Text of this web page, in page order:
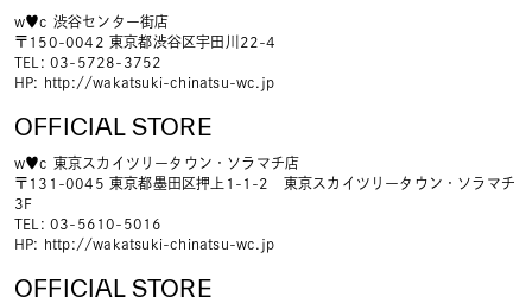
w♥c 渋谷センター街店
〒150-0042 東京都渋谷区宇田川22-4
TEL: 03-5728-3752
HP: http://wakatsuki-chinatsu-wc.jp
OFFICIAL STORE
w♥c 東京スカイツリータウン・ソラマチ店
〒131-0045 東京都墨田区押上1-1-2 東京スカイツリータウン・ソラマチ
3F
TEL: 03-5610-5016
HP: http://wakatsuki-chinatsu-wc.jp
OFFICIAL STORE